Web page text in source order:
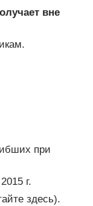
вне​
при​
г.
здесь).​